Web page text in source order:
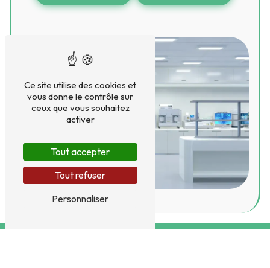
Ce site utilise des cookies et
vous donne le contrôle sur
ceux que vous souhaitez
activer
Tout accepter
Tout refuser
Personnaliser